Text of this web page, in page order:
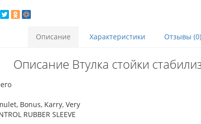
Описание Характеристики Отзывы (0)
Описание Втулка стойки
Bonus, Karry, Very
RUBBER SLEEVE